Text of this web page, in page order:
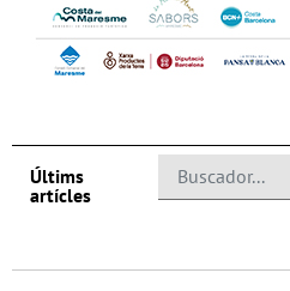
Últims
artícles